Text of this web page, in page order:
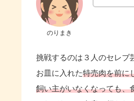
のりまき
挑戦するのは３人のセレブ
お皿に入れた特売肉を前に
飼い主がいなくなっても、